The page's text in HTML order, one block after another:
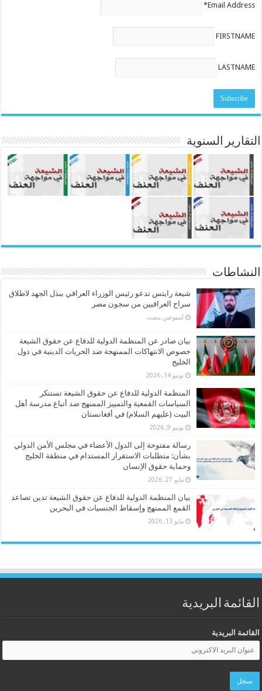
Email Address*
FIRSTNAME
LASTNAME
التقارير السنوية
النشاطات
شيعة رايتس تدعو رئيس الوزراء العراقي ببذل الجهد لاطلاق
سراح العراقيين من سجون مصر
‏أسبوعين مضت
بيان صادر عن المنظمة الدولية للدفاع عن حقوق الشيعة
خصوص الانتهاكات الممنهجة ضد الحريات الدينية في دول
الخليج
يونيو 14, 2026
المنظمة الدولية للدفاع عن حقوق الشيعة تستنكر
السياسات القمعية والتمييز الممنهج ضد أتباع مدرسة أهل
البيت (عليهم السلام) في أفغانستان
يونيو 9, 2026
رسالة مفتوحة إلى الدول الأعضاء في مجلس الأمن الدولي
بشأن: متطلبات الاستقرار المستدام في منطقة الخليج
وحماية حقوق الإنسان
مايو 27, 2026
بيان المنظمة الدولية للدفاع عن حقوق الشيعة تدين تصاعد
القمع الممنهج وإسقاط الجنسيات في البحرين
مايو 13, 2026
القائمة البريدية
القائمة البريدية